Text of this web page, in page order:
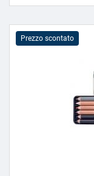
Prezzo scontato